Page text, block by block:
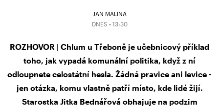
JAN MALINA
DNES • 13:30
ROZHOVOR | Chlum u Třeboně je učebnicový příklad
toho, jak vypadá komunální politika, když z ní
odloupnete celostátní hesla. Žádná pravice ani levice -
jen otázka, komu vlastně patří místo, kde lidé žijí.
Starostka Jitka Bednářová obhajuje na podzim